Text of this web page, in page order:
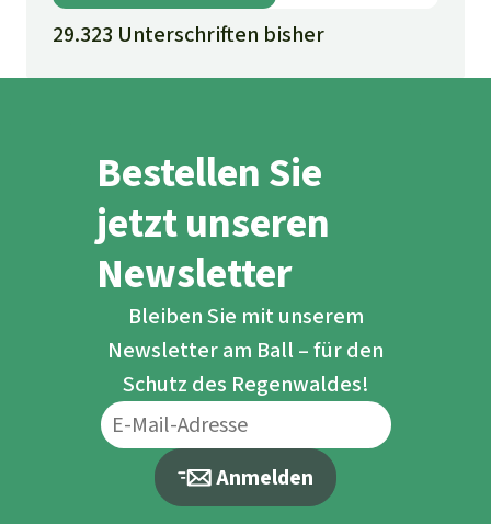
29.323 Unterschriften bisher
Bestellen Sie
jetzt unseren
Newsletter
Bleiben Sie mit unserem
Newsletter am Ball – für den
Schutz des Regenwaldes!
Anmelden